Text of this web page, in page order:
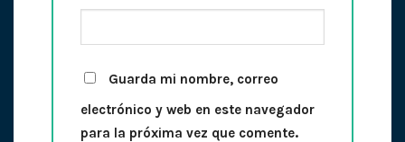
Guarda mi nombre, correo
electrónico y web en este navegador
para la próxima vez que comente.